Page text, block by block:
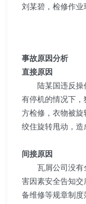
刘某碧，检修作业
事故原因分析
直接原因
陆某国违反
有停机的情况下，
方检修，衣物被旋
绞住旋转甩动，造
间接原因
瓦屑公司没有
害因素安全告知交
备维修等规章制 度